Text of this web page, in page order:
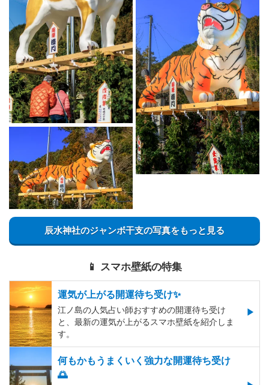
辰水神社のジャンボ干支の写真をもっと見る
📱 スマホ壁紙の特集
運気が上がる開運待ち受け✨
江ノ島の人気占い師おすすめの開運待ち受け
と、最新の運気が上がるスマホ壁紙を紹介しま
す。
何もかもうまくいく強力な開運待ち受け
🌅